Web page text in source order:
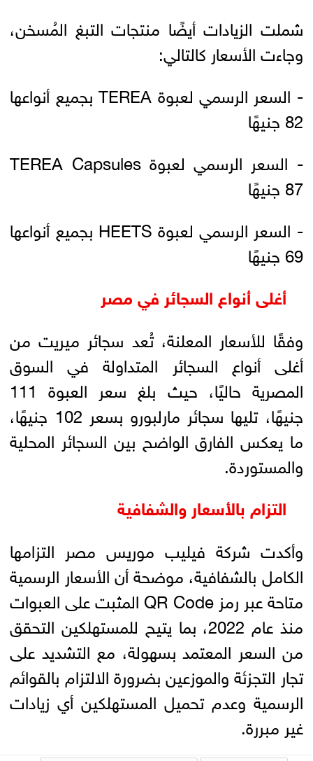
شملت الزيادات أيضًا منتجات التبغ المُسخن،
وجاءت الأسعار كالتالي:
- السعر الرسمي لعبوة TEREA بجميع أنواعها
82 جنيهًا
- السعر الرسمي لعبوة TEREA Capsules
87 جنيهًا
- السعر الرسمي لعبوة HEETS بجميع أنواعها
69 جنيهًا
أغلى أنواع السجائر في مصر
وفقًا للأسعار المعلنة، تُعد سجائر ميريت من
أغلى أنواع السجائر المتداولة في السوق
المصرية حاليًا، حيث بلغ سعر العبوة 111
جنيهًا، تليها سجائر مارلبورو بسعر 102 جنيهًا،
ما يعكس الفارق الواضح بين السجائر المحلية
والمستوردة.
التزام بالأسعار والشفافية
وأكدت شركة فيليب موريس مصر التزامها
الكامل بالشفافية، موضحة أن الأسعار الرسمية
متاحة عبر رمز QR Code المثبت على العبوات
منذ عام 2022، بما يتيح للمستهلكين التحقق
من السعر المعتمد بسهولة، مع التشديد على
تجار التجزئة والموزعين بضرورة الالتزام بالقوائم
الرسمية وعدم تحميل المستهلكين أي زيادات
غير مبررة.